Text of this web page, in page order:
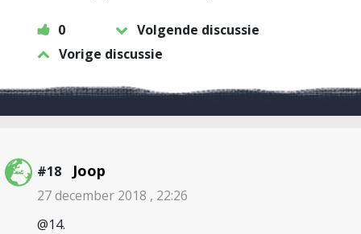
0
Volgende discussie
Vorige discussie
#18 Joop
27 december 2018 , 22:26
@14.